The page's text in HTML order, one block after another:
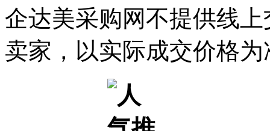
企达美采购网不提供线
卖家，以实际成交价格为